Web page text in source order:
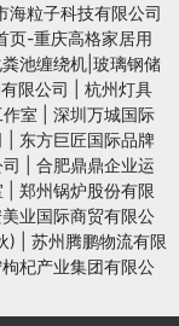
海粒子科技有限公司
页-重庆高格家居用
池缠绕机|玻璃钢储
限公司
杭州灯具
室
深圳万城国际
东方巨匠国际品牌
合肥鼎鼎企业运
郑州锅炉股份有限
业国际商贸有限公
)
苏州腾鹏物流有限
杞产业集团有限公